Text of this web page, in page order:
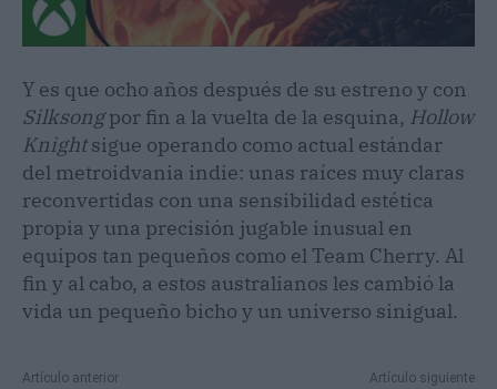
Y es que ocho años después de su estreno y con
Silksongpor fin a la vuelta de la esquina, Hollow
Knightsigue operando como actual estándar
del metroidvania indie: unas raíces muy claras
reconvertidas con una sensibilidad estética
propia y una precisión jugable inusual en
equipos tan pequeños como el Team Cherry. Al
fin y al cabo, a estos australianos les cambió la
vida un pequeño bicho y un universo sinigual.
Artículo anterior
Artículo siguiente